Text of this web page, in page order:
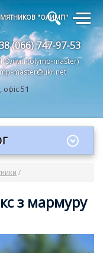
🔍
"ОЛИМП"
(066) 747-97-53
(olymp-master)
master@ukr.net
51
/
з мармуру